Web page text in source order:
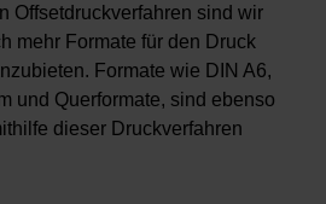
Offsetdruckverfahren sind wir
mehr Formate für den Druck
Formate wie DIN A6,
und Querformate, sind ebenso
dieser Druckverfahren